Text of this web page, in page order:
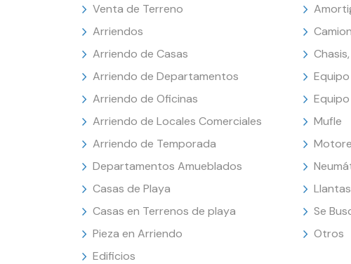
Venta de Terreno
Arriendos
Arriendo de Casas
Arriendo de Departamentos
Arriendo de Oficinas
Arriendo de Locales Comerciales
Arriendo de Temporada
Departamentos Amueblados
Casas de Playa
Casas en Terrenos de playa
Pieza en Arriendo
Edificios
Mufle
Llantas
Se
Otros